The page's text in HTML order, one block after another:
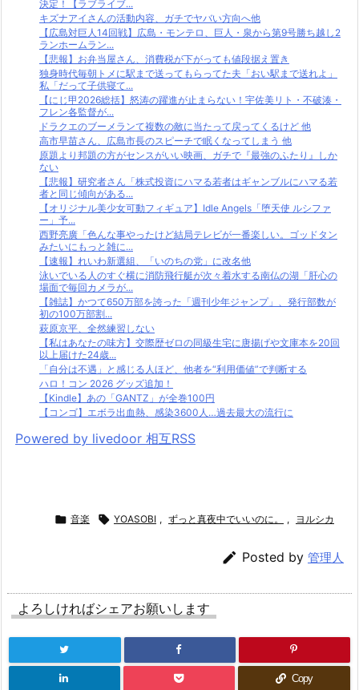
決定！【ラブライブ...
キズナアイさんの活動内容、ガチでヤバい方向へ他
【広島対巨人14回戦】広島・モンテロ、巨人・泉から第9号勝ち越し2
ランホームラン...
【悲報】お弁当屋さん、消費税が下がっても値段据え置き
独身時代毎朝トメに駅まで送ってもらってた夫「おい駅まで送れよ」
私「だって子供寝て...
【にじ甲2026総括】怒涛の躍進が止まらない！宇佐美リト・不破湊・
フレン各監督が...
ドラクエのブーメランて複数の敵に当たって戻ってくるけど 他
高市早苗さん、広島市長のスピーチで眠くなってしまう 他
原題より邦題の方がセンスがいい映画、ガチで『最強のふたり』しか
ない
【悲報】研究者さん「株式投資にハマる若者はギャンブルにハマる若
者と同じ傾向がある...
【オリジナル美少女可動フィギュア】Idle Angels「堕天使 ルシファ
ー」予...
西野亮廣「色んな事やったけど結局テレビが一番楽しい。ゴッドタン
みたいにもっと雑に...
【速報】れいわ新選組、「いのちの党」に改名他
泳いでいる人のすぐ横に消防飛行艇が次々着水する南仏の湖「肝心の
場面で毎回カメラが...
【雑誌】かつて650万部を誇った「週刊少年ジャンプ」、発行部数が
初の100万部割...
萩原京平、全然練習しない
【私はあなたの味方】交際歴ゼロの同級生宅に唐揚げや文庫本を20回
以上届けた24歳...
「自分は不遇」と感じる人ほど、他者を“利用価値”で判断する
ハロ！コン 2026 グッズ追加！
【Kindle】あの「GANTZ」が全巻100円
【コンゴ】エボラ出血熱、感染3600人…過去最大の流行に
Powered by livedoor 相互RSS
 音楽  YOASOBI , ずっと真夜中でいいのに。 , ヨルシカ
 Posted by 管理人
よろしければシェアお願いします
Copy